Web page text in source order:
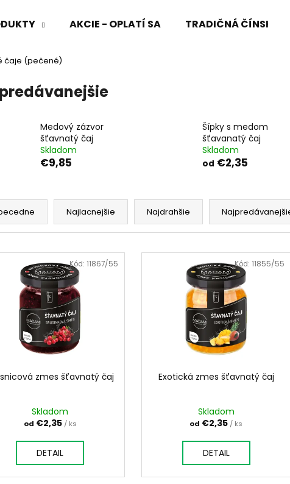
AKCIE - OPLATÍ SA TRADIČNÁ ČÍNSKA
čaje (pečené)
Medový zázvor
šťavnatý čaj
Skladom
€9,85
Šípky s medom
šťavanatý čaj
Skladom
od €2,35
Najlacnejšie Najdrahšie
zmes šťavnatý čaj
Skladom
od €2,35 / ks
DETAIL
Kód:11867/55
Exotická zmes šťavnatý čaj
Skladom
od €2,35 / ks
DETAIL
Kód: 11855/55
potrebujete nájsť?
Odporúčame
SANTO SVIEČKA
KÓD 368 - BALZAM
€11,50